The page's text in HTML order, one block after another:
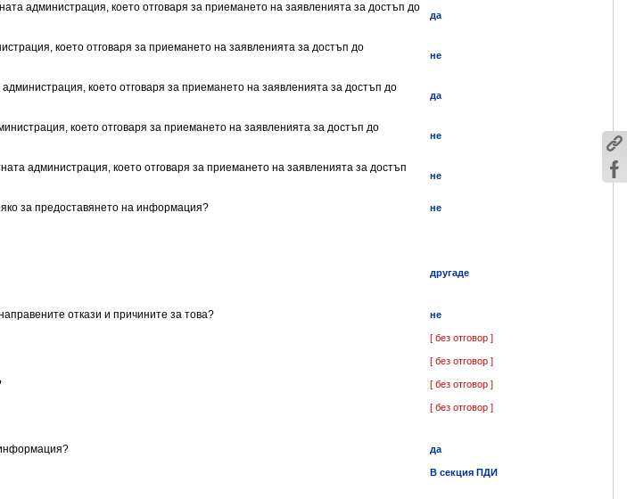
администрация, което отговаря за приемането на заявленията за достъп до
да
което отговаря за приемането на заявленията за достъп до
не
което отговаря за приемането на заявленията за достъп до
да
което отговаря за приемането на заявленията за достъп до
не
администрация, което отговаря за приемането на заявленията за достъп
не
за предоставянето на информация? не
другаде
откази и причините за това? не
[ без отговор ]
[ без отговор ]
[ без отговор ]
[ без отговор ]
да
В секция ПДИ